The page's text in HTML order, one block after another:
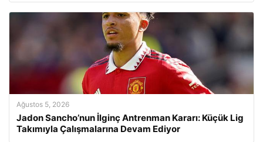
Ağustos 5, 2026
Jadon Sancho’nun İlginç Antrenman Kararı: Küçük Lig
Takımıyla Çalışmalarına Devam Ediyor